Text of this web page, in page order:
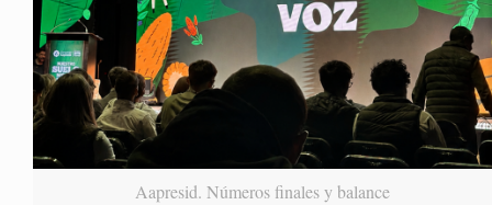
Aapresid. Números finales y balance